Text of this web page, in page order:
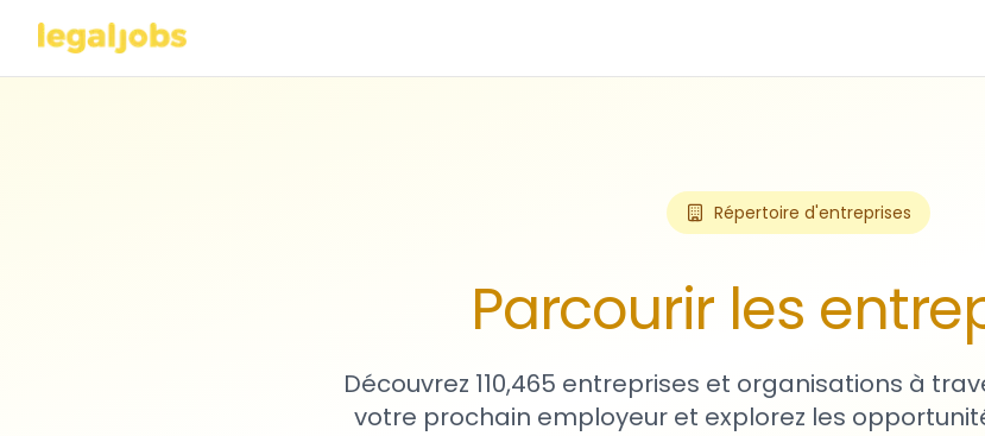
Répertoire d'entreprises
Parcourir les
Découvrez 110,465 entreprises et organisations à
votre prochain employeur et explorez les